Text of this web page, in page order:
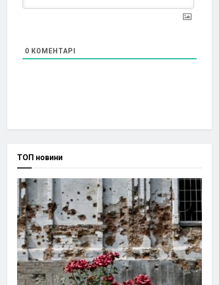
0 КОМЕНТАРІ
ТОП новини